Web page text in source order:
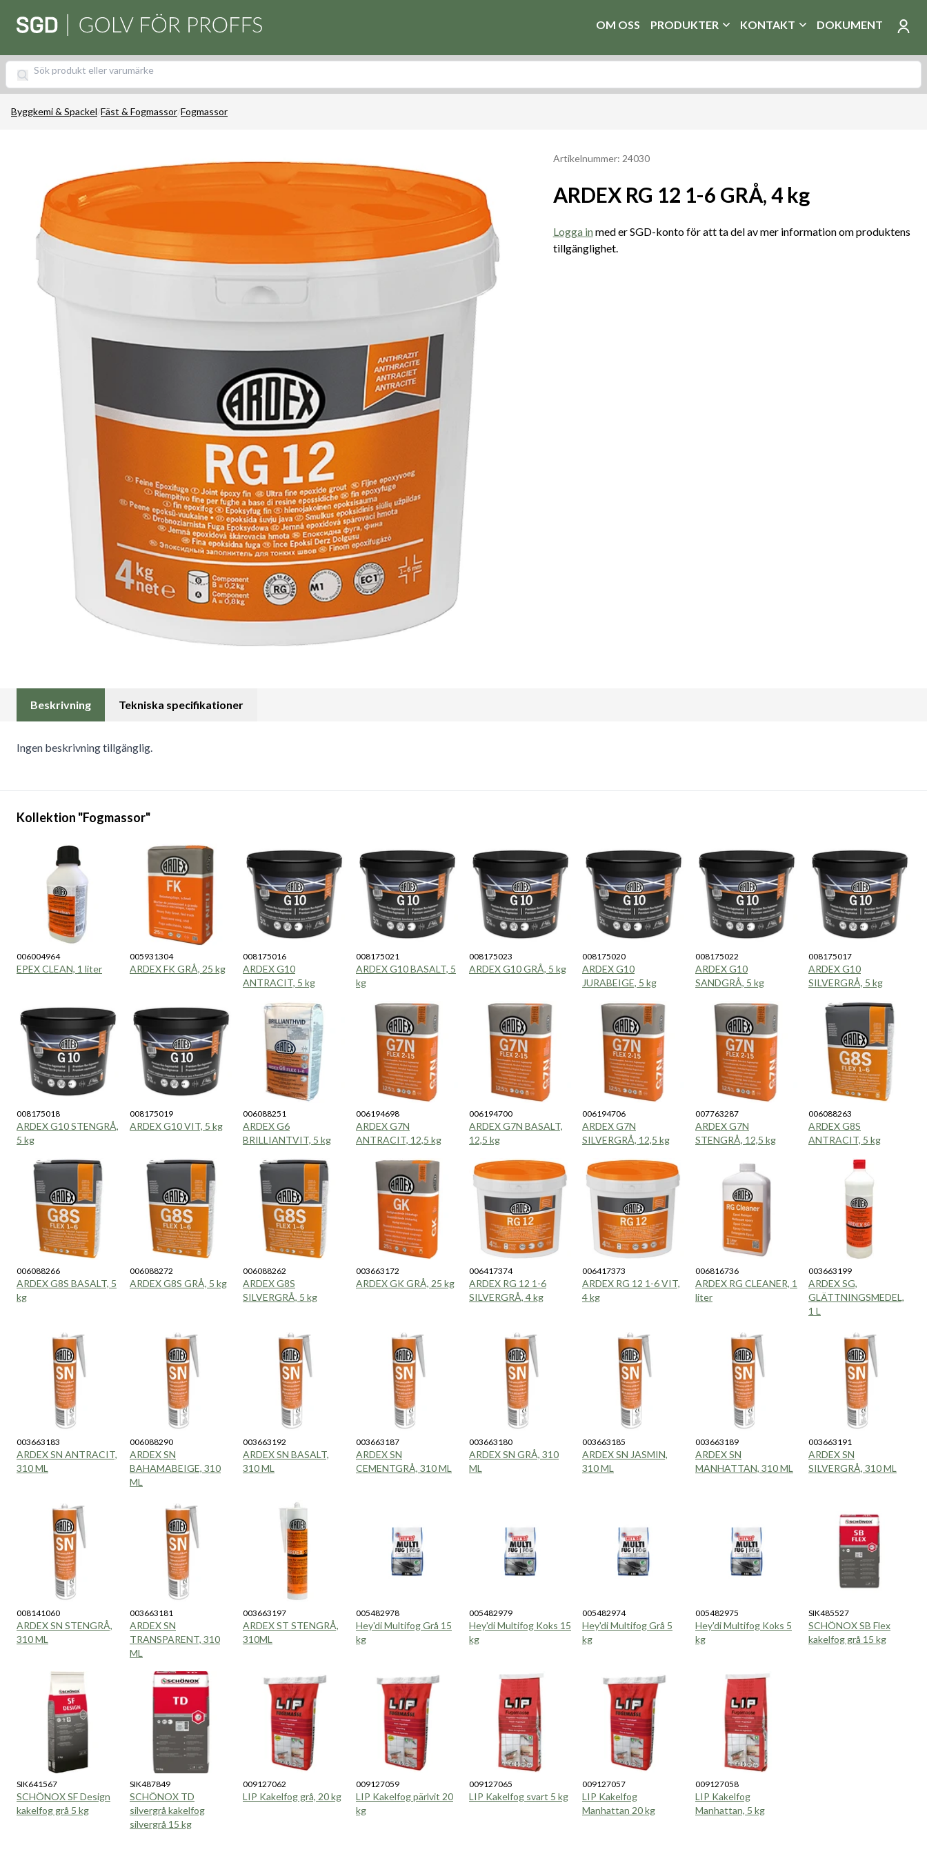
OM OSS PRODUKTER KONTAKT DOKUMENT
Byggkemi & Spackel/Fäst & Fogmassor/Fogmassor
Artikelnummer: 24030
ARDEX RG 12 1-6 GRÅ, 4 kg
Logga inmed er SGD-konto för att ta del av mer information om produktens
tillgänglighet.
Beskrivning Tekniska specifikationer
Ingen beskrivning tillgänglig.
Kollektion "Fogmassor"
006004964
EPEX CLEAN, 1 liter
005931304
ARDEX FK GRÅ, 25 kg
008175016
ARDEX G10
ANTRACIT, 5 kg
008175021
ARDEX G10 BASALT, 5
kg
008175023
ARDEX G10 GRÅ, 5 kg
008175020
ARDEX G10
JURABEIGE, 5 kg
008175022
ARDEX G10
SANDGRÅ, 5 kg
008175017
ARDEX G10
SILVERGRÅ, 5 kg
008175018
ARDEX G10 STENGRÅ,
5 kg
008175019
ARDEX G10 VIT, 5 kg
006088251
ARDEX G6
BRILLIANTVIT, 5 kg
006194698
ARDEX G7N
ANTRACIT, 12,5 kg
006194700
ARDEX G7N BASALT,
12,5 kg
006194706
ARDEX G7N
SILVERGRÅ, 12,5 kg
007763287
ARDEX G7N
STENGRÅ, 12,5 kg
006088263
ARDEX G8S
ANTRACIT, 5 kg
006088266
ARDEX G8S BASALT, 5
kg
006088272
ARDEX G8S GRÅ, 5 kg
006088262
ARDEX G8S
SILVERGRÅ, 5 kg
003663172
ARDEX GK GRÅ, 25 kg
006417374
ARDEX RG 12 1-6
SILVERGRÅ, 4 kg
006417373
ARDEX RG 12 1-6 VIT,
4 kg
006816736
ARDEX RG CLEANER, 1
liter
003663199
ARDEX SG,
GLÄTTNINGSMEDEL,
1 L
003663183
ARDEX SN ANTRACIT,
310 ML
006088290
ARDEX SN
BAHAMABEIGE, 310
ML
003663192
ARDEX SN BASALT,
310 ML
003663187
ARDEX SN
CEMENTGRÅ, 310 ML
003663180
ARDEX SN GRÅ, 310
ML
003663185
ARDEX SN JASMIN,
310 ML
003663189
ARDEX SN
MANHATTAN, 310 ML
003663191
ARDEX SN
SILVERGRÅ, 310 ML
008141060
ARDEX SN STENGRÅ,
310 ML
003663181
ARDEX SN
TRANSPARENT, 310
ML
003663197
ARDEX ST STENGRÅ,
310ML
005482978
Hey'di Multifog Grå 15
kg
005482979
Hey'di Multifog Koks 15
kg
005482974
Hey'di Multifog Grå 5
kg
005482975
Hey'di Multifog Koks 5
kg
SIK485527
SCHÖNOX SB Flex
kakelfog grå 15 kg
SIK641567
SCHÖNOX SF Design
kakelfog grå 5 kg
SIK487849
SCHÖNOX TD
silvergrå kakelfog
silvergrå 15 kg
009127062
LIP Kakelfog grå, 20 kg
009127059
LIP Kakelfog pärlvit 20
kg
009127065
LIP Kakelfog svart 5 kg
009127057
LIP Kakelfog
Manhattan 20 kg
009127058
LIP Kakelfog
Manhattan, 5 kg